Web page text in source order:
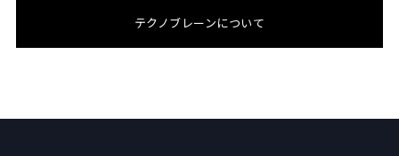
テクノブレーンについて